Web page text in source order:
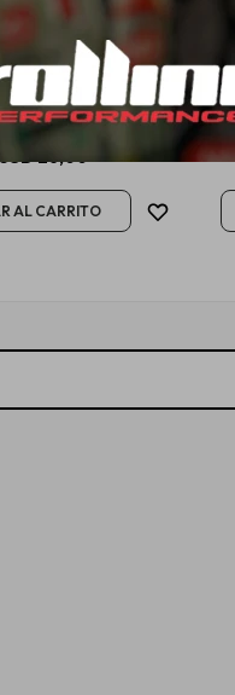
To-Black Heavy
Cleaner Kit 296ml
26,00